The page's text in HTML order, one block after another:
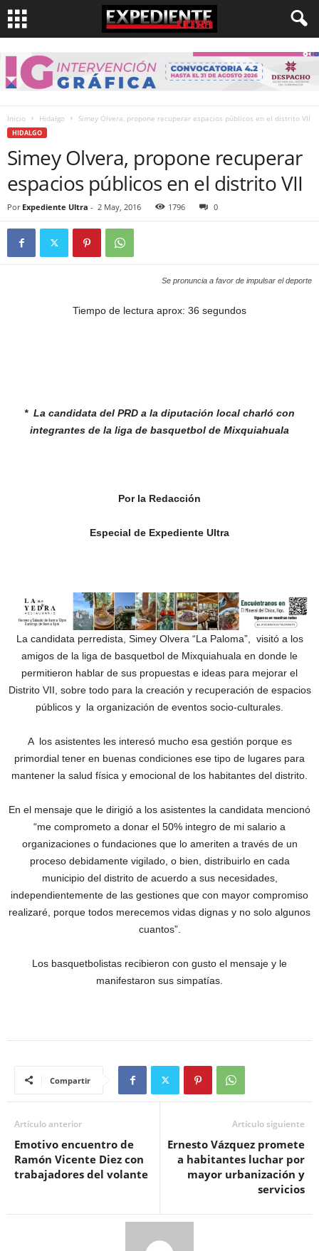
Inicio Hidalgo Simey Olvera, propone recuperar espacios públicos en el distrito VII
HIDALGO
Simey Olvera, propone recuperar
espacios públicos en el distrito VII
Por Expediente Ultra - 2 May, 2016 1796 0
Se pronuncia a favor de impulsar el deporte
Tiempo de lectura aprox: 36 segundos
* La candidata del PRD a la diputación local charló con
integrantes de la liga de basquetbol de Mixquiahuala
Por la Redacción
Especial de Expediente Ultra
La candidata perredista, Simey Olvera “La Paloma”, visitó a los
amigos de la liga de basquetbol de Mixquiahuala en donde le
permitieron hablar de sus propuestas e ideas para mejorar el
Distrito VII, sobre todo para la creación y recuperación de espacios
públicos y la organización de eventos socio-culturales.
A los asistentes les interesó mucho esa gestión porque es
primordial tener en buenas condiciones ese tipo de lugares para
mantener la salud física y emocional de los habitantes del distrito.
En el mensaje que le dirigió a los asistentes la candidata mencionó
“me comprometo a donar el 50% integro de mi salario a
organizaciones o fundaciones que lo ameriten a través de un
proceso debidamente vigilado, o bien, distribuirlo en cada
municipio del distrito de acuerdo a sus necesidades,
independientemente de las gestiones que con mayor compromiso
realizaré, porque todos merecemos vidas dignas y no solo algunos
cuantos”.
Los basquetbolistas recibieron con gusto el mensaje y le
manifestaron sus simpatías.
Compartir
Artículo anterior
Emotivo encuentro de
Ramón Vicente Diez con
trabajadores del volante
Artículo siguiente
Ernesto Vázquez promete
a habitantes luchar por
mayor urbanización y
servicios